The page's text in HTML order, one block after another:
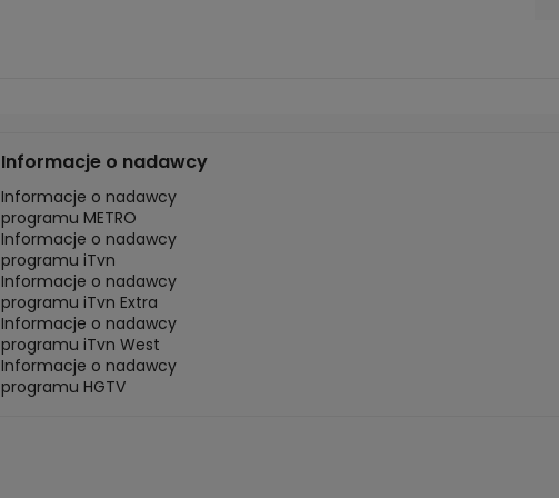
Informacje o nadawcy
Informacje o nadawcy
programu METRO
Informacje o nadawcy
programu iTvn
Informacje o nadawcy
programu iTvn Extra
Informacje o nadawcy
programu iTvn West
Informacje o nadawcy
programu HGTV